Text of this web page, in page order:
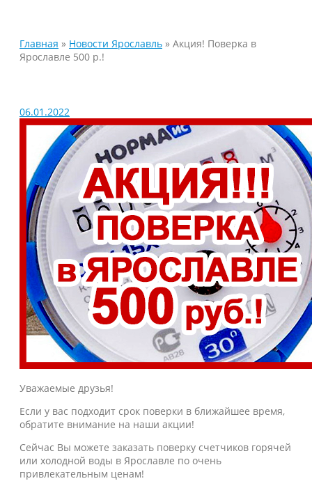
Главная » Новости Ярославль » Акция! Поверка в
Ярославле 500 р.!
06.01.2022
Уважаемые друзья!
Если у вас подходит срок поверки в ближайшее время,
обратите внимание на наши акции!
Сейчас Вы можете заказать поверку счетчиков горячей
или холодной воды в Ярославле по очень
привлекательным ценам!